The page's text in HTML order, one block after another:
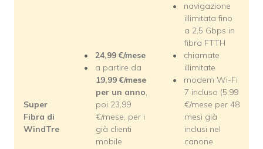
Super
Fibra di
WindTre
24,99 €/mese
a partire da
19,99 €/mese
per un anno,
poi 23,99
€/mese, per i
già clienti
mobile
navigazione
illimitata fino
a 2,5 Gbps in
fibra FTTH
chiamate
illimitate
modem Wi-Fi
7 incluso (5,99
€/mese per 48
mesi già
inclusi nel
canone